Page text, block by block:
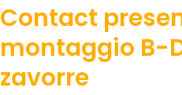
Contact
montaggio B-
zavorre